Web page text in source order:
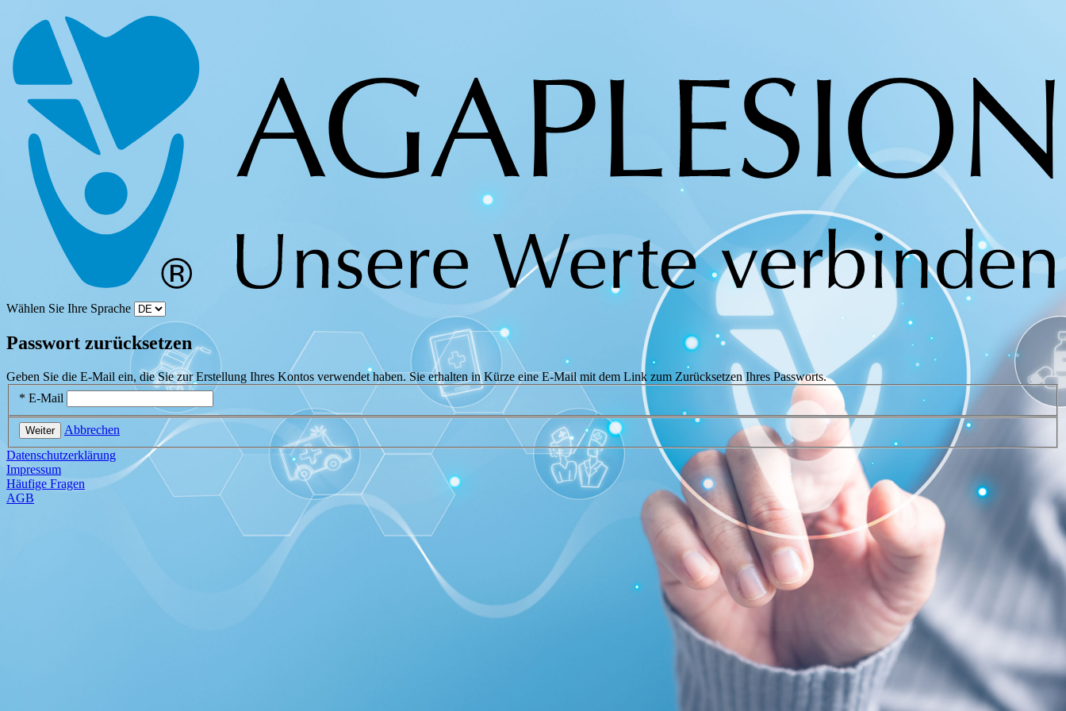
Wählen Sie Ihre Sprache
Passwort zurücksetzen
Geben Sie die E-Mail ein, die Sie zur Erstellung Ihres Kontos verwendet haben. Sie erhalten in Kürze eine E-Mail mit dem Link zum Zurücksetzen Ihres Passworts.
* E-Mail
Weiter
Abbrechen
Datenschutzerklärung
Impressum
Häufige Fragen
AGB